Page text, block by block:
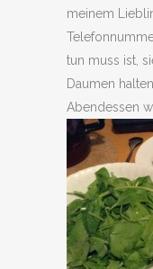
meinem
tun muss ist,
Daumen
Abendessen